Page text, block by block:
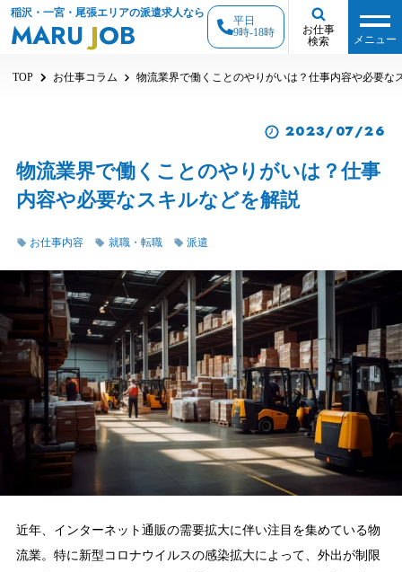
稲沢・一宮・尾張エリアの派遣求人なら
MARU JOB
平日
9時-18時
お仕事
検索
メニュー
TOP お仕事コラム 物流業界で働くことのやりがいは？仕事内容や必要な
2023/07/26
物流業界で働くことのやりがいは？仕事
内容や必要なスキルなどを解説
お仕事内容 就職・転職 派遣
近年、インターネット通販の需要拡大に伴い注目を集めている物
流業。特に新型コロナウイルスの感染拡大によって、外出が制限